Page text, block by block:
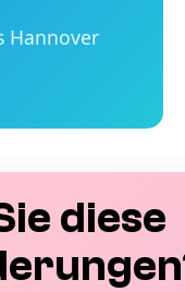
Hannover
diese